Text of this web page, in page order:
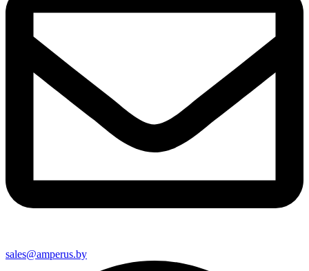
sales@amperus.by